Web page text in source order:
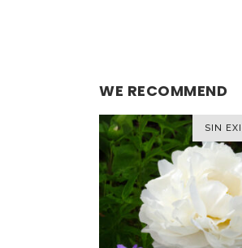
WE RECOMMEND
SIN